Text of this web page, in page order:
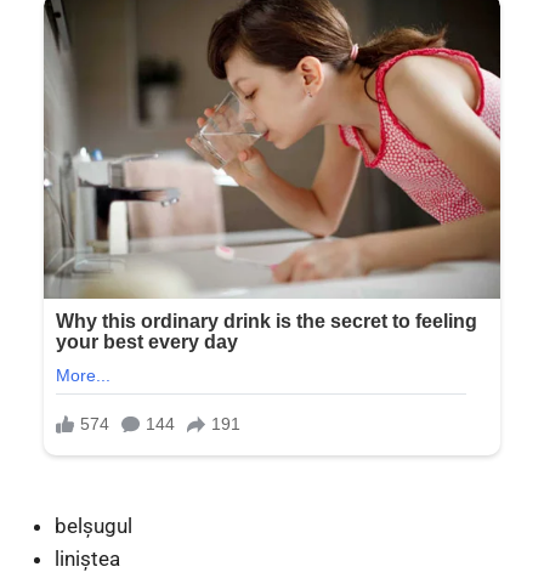
belșugul
liniștea